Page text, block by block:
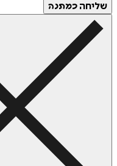
שליחה כמתנה